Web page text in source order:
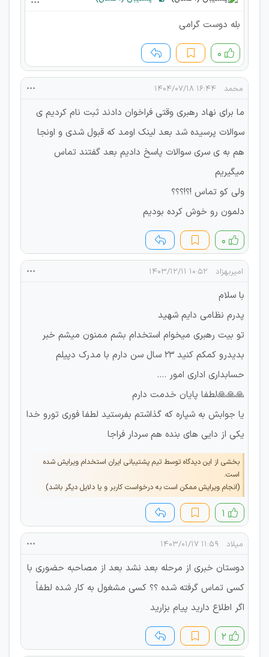
بله دوست گرامی
۰
محمد ۱۶:۴۴ ۱۴۰۴/۰۷/۱۸
ما برای نهاد رهبری وقتی فراخوان دادند ثبت نام کردیم ی
سوالات پرسیده شد بعد لینک اومد که قبول شدی و اونجا
هم به ی سری سوالات پاسخ دادیم بعد گفتند تماس
میگیریم
ولی کو تماس !؟!؟؟؟
دلمون رو خوش کرده بودیم
۰
امیربهزاد ۱۰:۵۲ ۱۴۰۳/۱۲/۱۱
با سلام
پدرم نظامی دایم شهید
تو بیت رهبری میخوام استخدام بشم ممنون میشم خبر
بدیدرو کمکم کنید ۲۳ سال سن دارم با مدرک دپیلم
حسابداری اداری امور ....
🙏🙏🙏لطفا پایان خدمت دارم
یا جوابش به شپاره که گذاشتم بفرستید لطفا فوری تورو خدا
یکی از دایی های بنده هم سردار فراجا
بخشی از این دیدگاه توسط تیم پشتیبانی ایران استخدام ویرایش شده
است.
(انجام ویرایش ممکن است به درخواست کاربر و یا دلایل دیگر باشد)
۱
میلاد ۱۱:۵۹ ۱۴۰۳/۰۱/۱۷
دوستان خبری از مرحله بعد نشد بعد از مصاحبه حضوری با
کسی تماس گرفته شده ؟؟ کسی مشغول به کار شده لطفاً
اگر اطلاع دارید پیام بزارید
۲